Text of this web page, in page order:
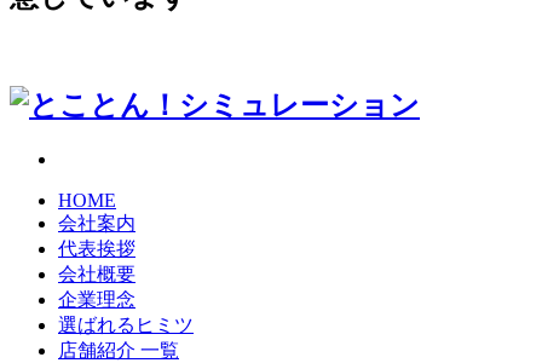
HOME
会社案内
代表挨拶
会社概要
企業理念
選ばれるヒミツ
店舗紹介 一覧